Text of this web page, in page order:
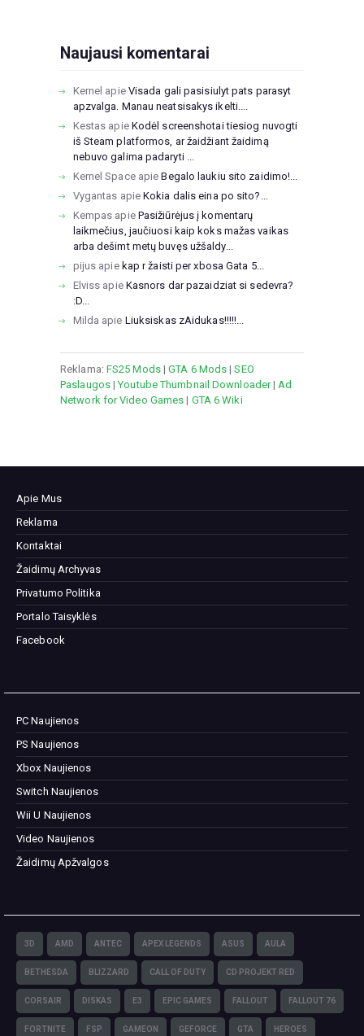
Naujausi komentarai
Kernel apie Visada gali pasisiulyt pats parasyt
apzvalga. Manau neatsisakys ikelti....
Kestas apie Kodėl screenshotai tiesiog nuvogti
iš Steam platformos, ar žaidžiant žaidimą
nebuvo galima padaryti ...
Kernel SpaceapieBegalo laukiu sito zaidimo!...
Vygantas apieKokia dalis eina po sito?...
Kempas apie Pasižiūrėjus į komentarų
laikmečius, jaučiuosi kaip koks mažas vaikas
arba dešimt metų buvęs užšaldy...
pijus apie kap r žaisti per xbosa Gata 5...
Elviss apie Kasnors dar pazaidziat si sedevra?
:D...
Milda apie Liuksiskas zAidukas!!!!!...
Reklama: FS25 Mods|GTA 6 Mods |SEO
Paslaugos|Youtube Thumbnail Downloader|Ad
Network for Video Games | GTA 6 Wiki
Apie Mus
Reklama
Kontaktai
Žaidimų Archyvas
Privatumo Politika
Portalo Taisyklės
Facebook
PC Naujienos
PS Naujienos
Xbox Naujienos
Switch Naujienos
Wii U Naujienos
Video Naujienos
Žaidimų Apžvalgos
3D AMD ANTEC APEX LEGENDS ASUS AULA
BETHESDA BLIZZARD CALL OF DUTY CD PROJEKT RED
CORSAIR DISKAS E3 EPIC GAMES FALLOUT FALLOUT 76
FORTNITE FSP GAMEON GEFORCE GTA HEROES